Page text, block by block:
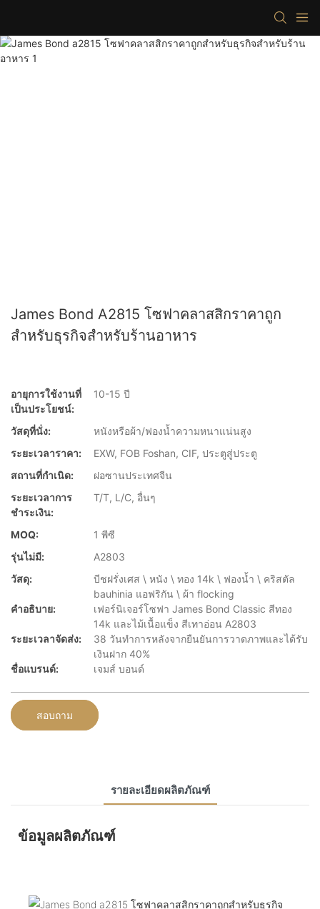
James Bond A2815 โซฟาคลาสสิกราคาถูก
สำหรับธุรกิจสำหรับร้านอาหาร
อายุการใช้งานที่
เป็นประโยชน์:
10-15 ปี
วัสดุที่นั่ง:
หนังหรือผ้า/ฟองน้ำความหนาแน่นสูง
ระยะเวลาราคา:
EXW, FOB Foshan, CIF, ประตูสู่ประตู
สถานที่กำเนิด:
ฝอซานประเทศจีน
ระยะเวลาการ
ชำระเงิน:
T/T, L/C, อื่นๆ
MOQ:
1 พีซี
รุ่นไม่มี:
A2803
วัสดุ:
บีชฝรั่งเศส \ หนัง \ ทอง 14k \ ฟองน้ำ \ คริสตัล
bauhinia แอฟริกัน \ ผ้า flocking
คำอธิบาย:
เฟอร์นิเจอร์โซฟา James Bond Classic สีทอง
14k และไม้เนื้อแข็ง สีเทาอ่อน A2803
ระยะเวลาจัดส่ง:
38 วันทำการหลังจากยืนยันการวาดภาพและได้รับ
เงินฝาก 40%
ชื่อแบรนด์:
เจมส์ บอนด์
สอบถาม
รายละเอียดผลิตภัณฑ์
ข้อมูลผลิตภัณฑ์